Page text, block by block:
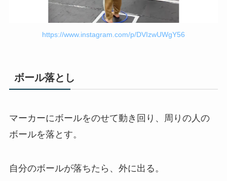
https://www.instagram.com/p/DVIzwUWgY56
ボール落とし
マーカーにボールをのせて動き回り、周りの人の
ボールを落とす。
自分のボールが落ちたら、外に出る。